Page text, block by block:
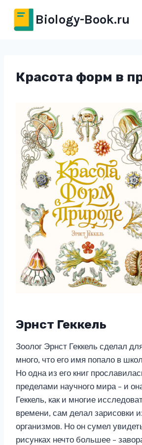
Перейти
содержимому
Biology-Book.ru
Красота форм в
Эрнст Геккель
Зоолог Эрнст Геккель сделал
много, что его имя попало в
Но одна из его книг
пределами научного мира – и
Геккель, как и многие
времени, сам делал зарисовки
организмов. Но он сумел
рисунках нечто большее –